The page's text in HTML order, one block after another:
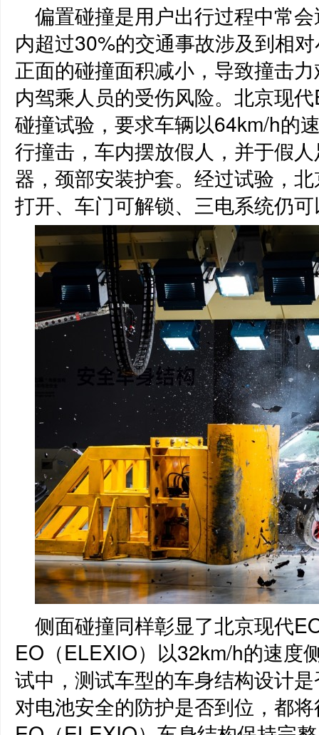
偏置碰撞是用户出行过程中常
内超过30%的交通事故涉及到相
正面的碰撞面积减小，导致撞击
内驾乘人员的受伤风险。北京现
碰撞试验，要求车辆以64km/h的
行撞击，车内摆放假人，并于假
器，颈部安装护套。经过试验，
打开、车门可解锁、三电系统仍
侧面碰撞同样彰显了北京现代
EO（ELEXIO）以32km/h的速度
试中，测试车型的车身结构设计
对电池安全的防护是否到位，都